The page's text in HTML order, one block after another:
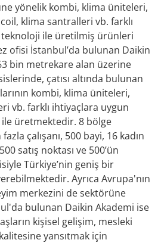
yönelik kombi, klima üniteleri,
klima santralleri vb. farklı
ile üretilmiş ürünleri
ofisi İstanbul’da bulunan Daikin
bin metrekare alan üzerine
çatısı altında bulunan
kombi, klima üniteleri,
vb. farklı ihtiyaçlara uygun
üretmektedir. 8 bölge
çalışanı, 500 bayi, 16 kadın
satış noktası ve 500’ün
Türkiye’nin geniş bir
Ayrıca Avrupa'nın
merkezini de sektörüne
bulunan Daikin Akademi ise
kişisel gelişim, mesleki
yansıtmak için